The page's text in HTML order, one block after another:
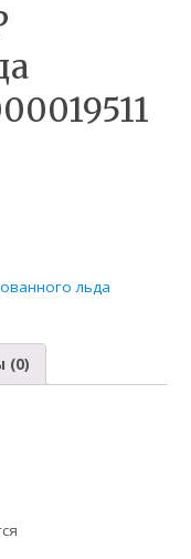
льда
(0)